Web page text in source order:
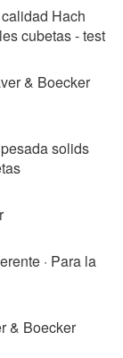
Hach
cubetas - test
& Boecker
solids
· Para la
& Boecker